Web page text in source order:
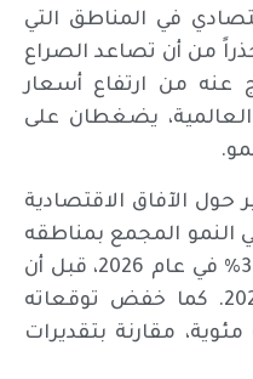
في المناطق التي
خلال عام 2026، محذراً من أن تصاعد الصراع
عنه من ارتفاع أسعار
يضغطان على
حول الآفاق الاقتصادية
النمو المجمع بمناطقه
من 3.4% في عام 2025، إلى 3.1% في عام 2026، قبل أن
يتعافى إلى 3.6% في عام 2027. كما خفض توقعاته
بمقدار 0.5 نقطة مئوية، مقارنة بتقديرات